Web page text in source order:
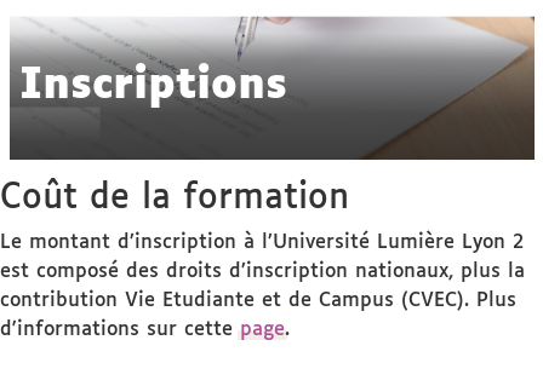
Inscriptions
Coût de la formation
Le montant d’inscription à l’Université Lumière Lyon 2
est composé des droits d’inscription nationaux, plus la
contribution Vie Etudiante et de Campus (CVEC). Plus
d'informations sur cette page.